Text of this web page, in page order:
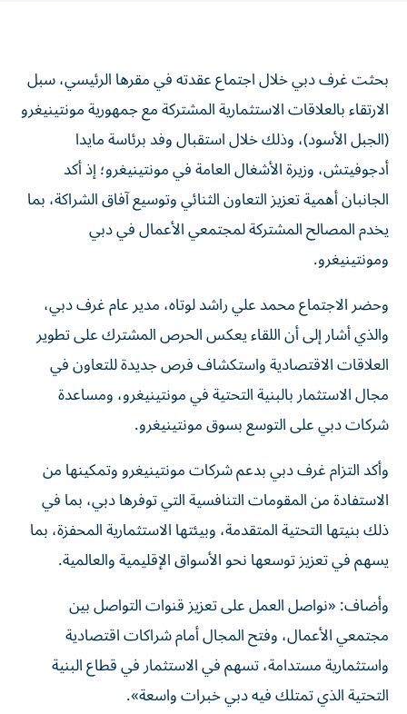
بحثت غرف دبي خلال اجتماع عقدته في مقرها الرئيسي، سبل
الارتقاء بالعلاقات الاستثمارية المشتركة مع جمهورية مونتينيغرو
(الجبل الأسود)، وذلك خلال استقبال وفد برئاسة مايدا
أدجوفيتش، وزيرة الأشغال العامة في مونتينيغرو؛ إذ أكد
الجانبان أهمية تعزيز التعاون الثنائي وتوسيع آفاق الشراكة، بما
يخدم المصالح المشتركة لمجتمعي الأعمال في دبي
ومونتينيغرو.
وحضر الاجتماع محمد علي راشد لوتاه، مدير عام غرف دبي،
والذي أشار إلى أن اللقاء يعكس الحرص المشترك على تطوير
العلاقات الاقتصادية واستكشاف فرص جديدة للتعاون في
مجال الاستثمار بالبنية التحتية في مونتينيغرو، ومساعدة
شركات دبي على التوسع بسوق مونتينيغرو.
وأكد التزام غرف دبي بدعم شركات مونتينيغرو وتمكينها من
الاستفادة من المقومات التنافسية التي توفرها دبي، بما في
ذلك بنيتها التحتية المتقدمة، وبيئتها الاستثمارية المحفزة، بما
يسهم في تعزيز توسعها نحو الأسواق الإقليمية والعالمية.
وأضاف: «نواصل العمل على تعزيز قنوات التواصل بين
مجتمعي الأعمال، وفتح المجال أمام شراكات اقتصادية
واستثمارية مستدامة، تسهم في الاستثمار في قطاع البنية
التحتية الذي تمتلك فيه دبي خبرات واسعة».